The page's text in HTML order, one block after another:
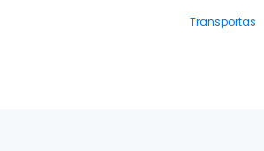
Transportas